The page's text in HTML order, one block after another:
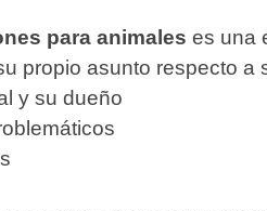
para animales es una
propio asunto respecto a
y su dueño